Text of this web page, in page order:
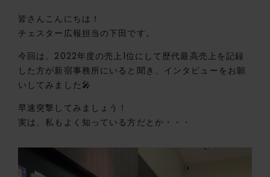
皆さんこんにちは！
チェスター広報担当の下田です。
今回は、2022年度の売上1位にして歴代最高売上を記録
した方が新宿事務所にいると聞き、インタビューをお願
いしてみました🎤
早速突撃してみましょう！
実は、私もよく知っている方だとか・・・